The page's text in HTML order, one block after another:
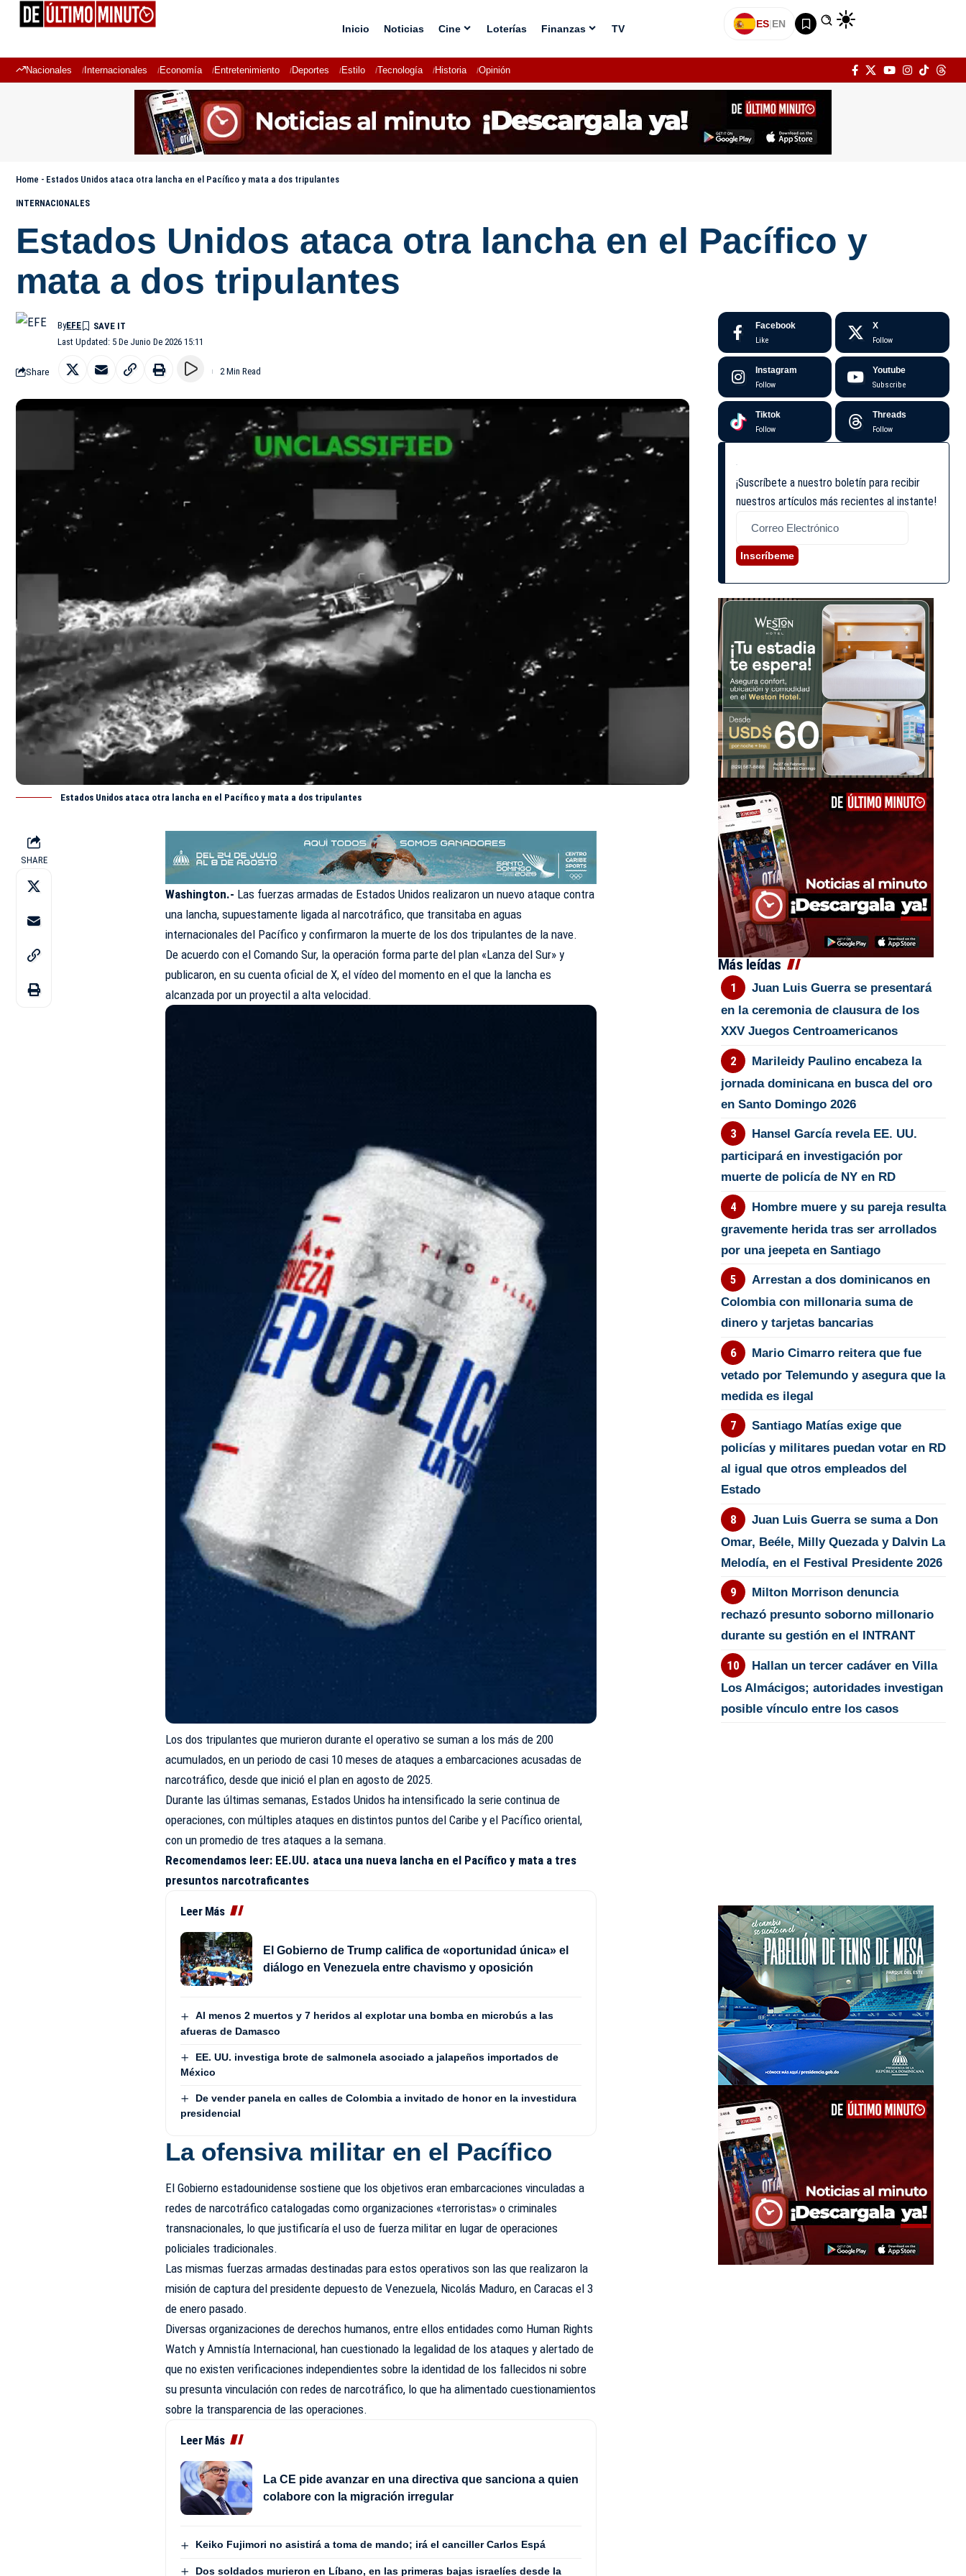
Inicio Noticias Cine Loterías Finanzas TV ES|EN
Nacionales Internacionales Economía Entretenimiento Deportes Estilo Tecnología Historia Opinión
Home - Estados Unidos ataca otra lancha en el Pacífico y mata a dos tripulantes
INTERNACIONALES
Estados Unidos ataca otra lancha en el Pacífico y
mata a dos tripulantes
Last Updated: 5 De Junio De 2026 15:11
ByEFE
Share 2 Min Read
Estados Unidos ataca otra lancha en el Pacífico y mata a dos tripulantes
SHARE
Washington.- Las fuerzas armadas de Estados Unidos realizaron un nuevo ataque contra
una lancha, supuestamente ligada al narcotráfico, que transitaba en aguas
internacionales del Pacífico yconfirmaron la muerte de los dos tripulantes de la nave.
De acuerdo con el Comando Sur, la operación forma parte del plan «Lanza del Sur» y
publicaron, en su cuenta oficial de X, el vídeo del momento en el que la lancha es
alcanzada por un proyectil a alta velocidad.
Los dos tripulantes que murieron durante el operativo se suman a los más de 200
acumulados, en un periodo de casi 10 meses de ataques a embarcaciones acusadas de
narcotráfico, desde que inició el plan en agosto de 2025.
Durante las últimas semanas, Estados Unidos ha intensificado la serie continua de
operaciones, con múltiples ataques en distintos puntos del Caribe y el Pacífico oriental,
con un promedio de tres ataques a la semana.
Recomendamos leer: EE.UU. ataca una nueva lancha en el Pacífico y mata a tres
presuntos narcotraficantes
Leer Más
El Gobierno de Trump califica de «oportunidad única» el
diálogo en Venezuela entre chavismo y oposición
Al menos 2 muertos y 7 heridos al explotar una bomba en microbús a las
afueras de Damasco
EE. UU. investiga brote de salmonela asociado a jalapeños importados de
México
De vender panela en calles de Colombia a invitado de honor en la investidura
presidencial
La ofensiva militar en el Pacífico
El Gobierno estadounidense sostiene que los objetivos eran embarcaciones vinculadas a
redes de narcotráfico catalogadas como organizaciones «terroristas» o criminales
transnacionales, lo que justificaría el uso de fuerza militar en lugar de operaciones
policiales tradicionales.
Las mismas fuerzas armadas destinadas para estos operativos son las que realizaron la
misión de captura del presidente depuesto de Venezuela, Nicolás Maduro, en Caracas el 3
de enero pasado.
Diversas organizaciones de derechos humanos, entre ellos entidades como Human Rights
Watch y Amnistía Internacional, han cuestionado la legalidad de los ataques y alertado de
que no existen verificaciones independientes sobre la identidad de los fallecidos ni sobre
su presunta vinculación con redes denarcotráfico, lo que ha alimentado cuestionamientos
sobre la transparencia de las operaciones.
Leer Más
La CE pide avanzar en una directiva que sanciona a quien
colabore con la migración irregular
Keiko Fujimori no asistirá a toma de mando; irá el canciller Carlos Espá
Dos soldados murieron en Líbano, en las primeras bajas israelíes desde la
Facebook
Like
X
Follow
Instagram
Follow
Youtube
Subscribe
Tiktok
Follow
Threads
Follow
¡Suscríbete a nuestro boletín para recibir
nuestros artículos más recientes al instante!
Inscríbeme
Más leídas
Juan Luis Guerra se presentará
en la ceremonia de clausura de los
XXV Juegos Centroamericanos
Marileidy Paulino encabeza la
jornada dominicana en busca del oro
en Santo Domingo 2026
Hansel García revela EE. UU.
participará en investigación por
muerte de policía de NY en RD
Hombre muere y su pareja resulta
gravemente herida tras ser arrollados
por una jeepeta en Santiago
Arrestan a dos dominicanos en
Colombia con millonaria suma de
dinero y tarjetas bancarias
Mario Cimarro reitera que fue
vetado por Telemundo y asegura que la
medida es ilegal
Santiago Matías exige que
policías y militares puedan votar en RD
al igual que otros empleados del
Estado
Juan Luis Guerra se suma a Don
Omar, Beéle, Milly Quezada y Dalvin La
Melodía, en el Festival Presidente 2026
Milton Morrison denuncia
rechazó presunto soborno millonario
durante su gestión en el INTRANT
Hallan un tercer cadáver en Villa
Los Almácigos; autoridades investigan
posible vínculo entre los casos